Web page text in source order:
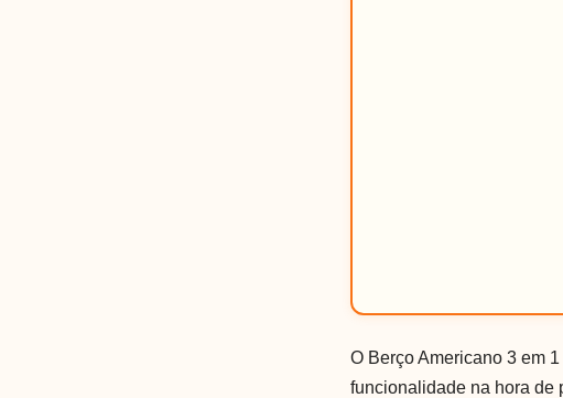
O Berço Americano 3 em
funcionalidade na hora de